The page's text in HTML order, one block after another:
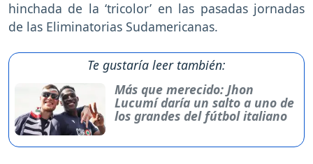
hinchada de la ‘tricolor’ en las pasadas jornadas
de las Eliminatorias Sudamericanas.
Te gustaría leer también:
Más que merecido: Jhon
Lucumí daría un salto a uno de
los grandes del fútbol italiano